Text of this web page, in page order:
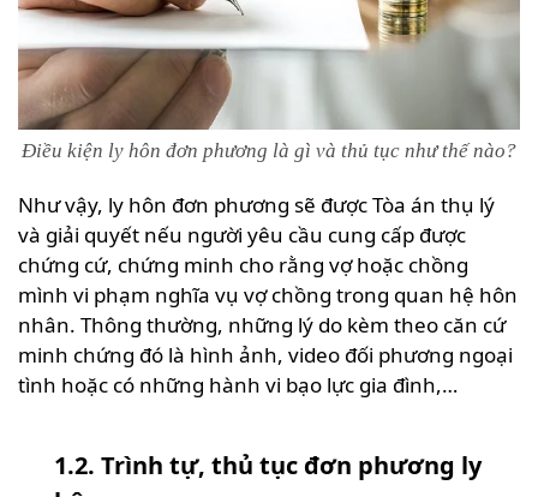
Điều kiện ly hôn đơn phương là gì và thủ tục như thế nào?
Như vậy, ly hôn đơn phương sẽ được Tòa án thụ lý
và giải quyết nếu người yêu cầu cung cấp được
chứng cứ, chứng minh cho rằng vợ hoặc chồng
mình vi phạm nghĩa vụ vợ chồng trong quan hệ hôn
nhân. Thông thường, những lý do kèm theo căn cứ
minh chứng đó là hình ảnh, video đối phương ngoại
tình hoặc có những hành vi bạo lực gia đình,…
1.2. Trình tự, thủ tục đơn phương ly